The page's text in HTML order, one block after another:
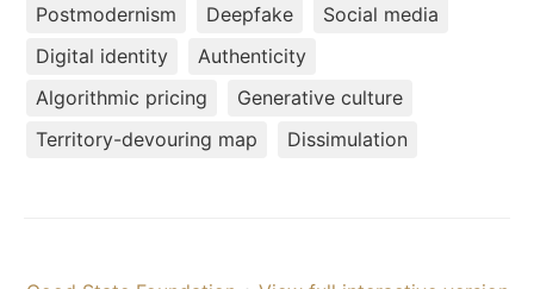
Postmodernism
Deepfake
Social media
Digital identity
Authenticity
Algorithmic pricing
Generative culture
Territory-devouring map
Dissimulation